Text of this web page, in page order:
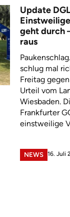
Update
geht durch
raus
schlug mal
Freitag
Urteil vom
Wiesbaden.
Frankfurter
einstweilige
NEWS 16. Juli